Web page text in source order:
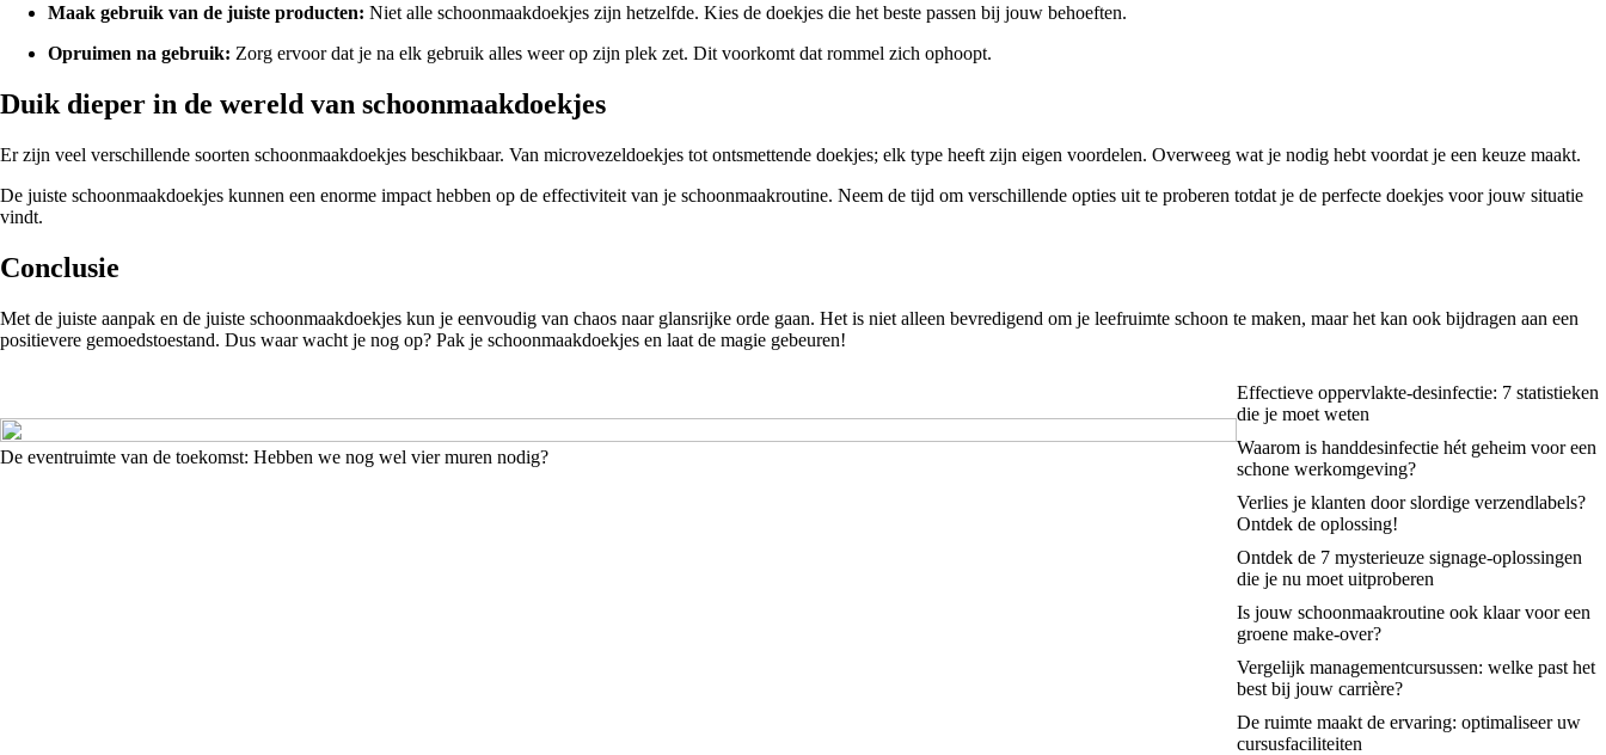
Maak gebruik van de juiste producten: Niet alle schoonmaakdoekjes zijn hetzelfde. Kies de doekjes die het beste passen bij jouw behoeften.
Opruimen na gebruik: Zorg ervoor dat je na elk gebruik alles weer op zijn plek zet. Dit voorkomt dat rommel zich ophoopt.
Duik dieper in de wereld van schoonmaakdoekjes
Er zijn veel verschillende soorten schoonmaakdoekjes beschikbaar. Van microvezeldoekjes tot ontsmettende doekjes; elk type heeft zijn eigen voordelen. Overweeg wat je nodig hebt voordat je een keuze maakt.
De juiste schoonmaakdoekjes kunnen een enorme impact hebben op de effectiviteit van je schoonmaakroutine. Neem de tijd om verschillende opties uit te proberen totdat je de perfecte doekjes voor jouw situatie
vindt.
Conclusie
Met de juiste aanpak en de juiste schoonmaakdoekjes kun je eenvoudig van chaos naar glansrijke orde gaan. Het is niet alleen bevredigend om je leefruimte schoon te maken, maar het kan ook bijdragen aan een
positievere gemoedstoestand. Dus waar wacht je nog op? Pak je schoonmaakdoekjes en laat de magie gebeuren!
De eventruimte van de toekomst: Hebben we nog wel vier muren nodig?
Effectieve oppervlakte-desinfectie: 7 statistieken
die je moet weten
Waarom is handdesinfectie hét geheim voor een
schone werkomgeving?
Verlies je klanten door slordige verzendlabels?
Ontdek de oplossing!
Ontdek de 7 mysterieuze signage-oplossingen
die je nu moet uitproberen
Is jouw schoonmaakroutine ook klaar voor een
groene make-over?
Vergelijk managementcursussen: welke past het
best bij jouw carrière?
De ruimte maakt de ervaring: optimaliseer uw
cursusfaciliteiten